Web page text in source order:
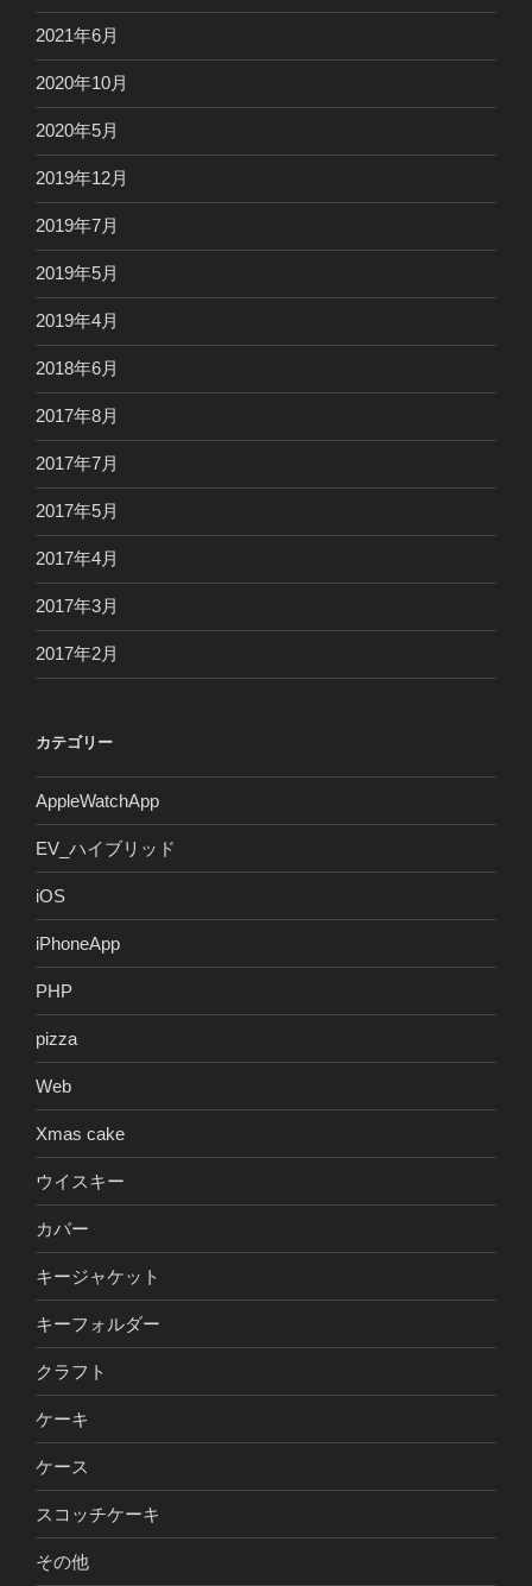
2021年6月
2020年10月
2020年5月
2019年12月
2019年7月
2019年5月
2019年4月
2018年6月
2017年8月
2017年7月
2017年5月
2017年4月
2017年3月
2017年2月
カテゴリー
AppleWatchApp
EV_ハイブリッド
iOS
iPhoneApp
PHP
pizza
Web
Xmas cake
ウイスキー
カバー
キージャケット
キーフォルダー
クラフト
ケーキ
ケース
スコッチケーキ
その他